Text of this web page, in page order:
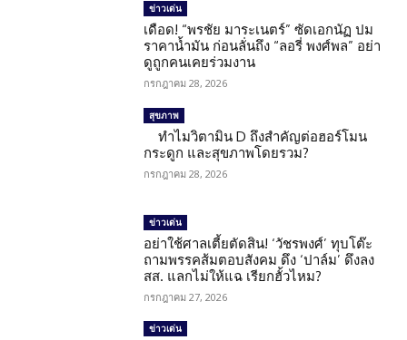
ข่าวเด่น
เดือด! “พรชัย มาระเนตร์” ซัดเอกนัฏ ปม
ราคาน้ำมัน ก่อนลั่นถึง “ลอรี่ พงศ์พล” อย่า
ดูถูกคนเคยร่วมงาน
กรกฎาคม 28, 2026
สุขภาพ
ทำไมวิตามิน D ถึงสำคัญต่อฮอร์โมน
กระดูก และสุขภาพโดยรวม?
กรกฎาคม 28, 2026
ข่าวเด่น
อย่าใช้ศาลเตี้ยตัดสิน! ‘วัชรพงศ์’ ทุบโต๊ะ
ถามพรรคส้มตอบสังคม ดึง ‘ปาล์ม’ ดึงลง
สส. แลกไม่ให้แฉ เรียกฮั้วไหม?
กรกฎาคม 27, 2026
ข่าวเด่น